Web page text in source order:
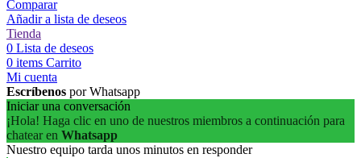
Comparar
Añadir a lista de deseos
Tienda
0 Lista de deseos
0 items Carrito
Mi cuenta
Escríbenos por Whatsapp
Iniciar una conversación
¡Hola! Haga clic en uno de nuestros miembros a continuación para
chatear en Whatsapp
Nuestro equipo tarda unos minutos en responder